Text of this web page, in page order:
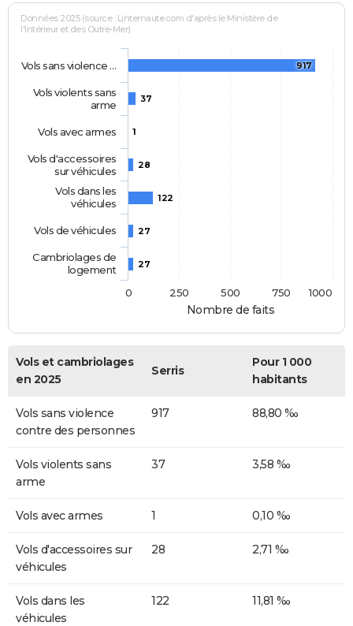
Nombre de faits
Données 2025 (source : Linternaute.com d'après le Ministère de
l'Intérieur et des Outre-Mer)
917
37
1
28
122
27
27
Vols sans violence …
Vols violents sans
arme
Vols avec armes
Vols d'accessoires
sur véhicules
Vols dans les
véhicules
Vols de véhicules
Cambriolages de
logement
0
1000
250 500 750
Vols et cambriolages
en 2025
Serris
Pour 1 000
habitants
Vols sans violence
contre des personnes
917 88,80 ‰
Vols violents sans
arme
37 3,58 ‰
Vols avec armes 1 0,10 ‰
Vols d'accessoires sur
véhicules
28 2,71 ‰
Vols dans les
véhicules
122 11,81 ‰